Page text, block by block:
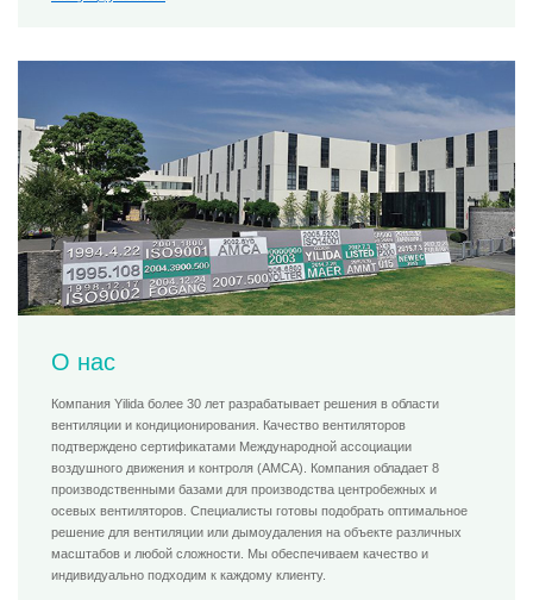
О нас
Компания Yilida более 30 лет разрабатывает решения в области
вентиляции и кондиционирования. Качество вентиляторов
подтверждено сертификатами Международной ассоциации
воздушного движения и контроля (AMCA). Компания обладает 8
производственными базами для производства центробежных и
осевых вентиляторов. Специалисты готовы подобрать оптимальное
решение для вентиляции или дымоудаления на объекте различных
масштабов и любой сложности. Мы обеспечиваем качество и
индивидуально подходим к каждому клиенту.